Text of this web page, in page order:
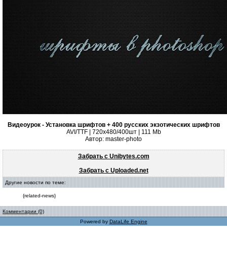
Видеоурок - Установка шрифтов + 400 русских экзотических шрифтов
AVI/TTF | 720x480/400шт | 111 Mb
Автор: master-photo
Забрать с Unibytes.com
Забрать с Uploaded.net
Другие новости по теме:
{related-news}
Комментарии (0)
Powered by DataLife Engine